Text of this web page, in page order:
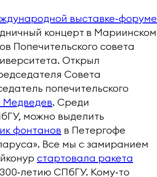
выставке‑форуме
концерт в Мариинском
Попечительского совета
Открыл
Совета
попечительского
Медведев. Среди
можно выделить
фонтанов в Петергофе
Все мы с замиранием
стартовала ракета
СПбГУ. Кому‑то